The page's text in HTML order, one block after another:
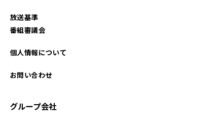
放送基準
番組審議会
個人情報について
お問い合わせ
グループ会社